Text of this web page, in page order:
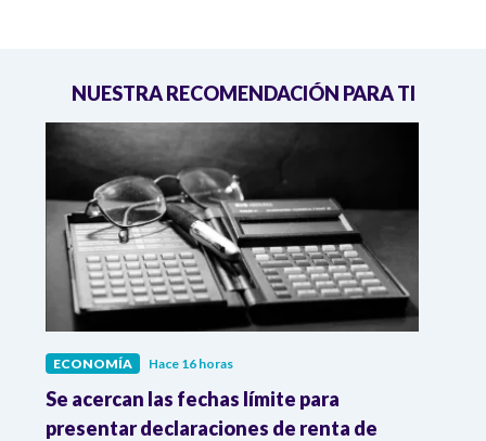
NUESTRA RECOMENDACIÓN PARA TI
ECONOMÍA Hace 16 horas
Se acercan las fechas límite para
presentar declaraciones de renta de